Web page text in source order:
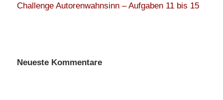
Challenge Autorenwahnsinn – Aufgaben 11 bis 15
Neueste Kommentare